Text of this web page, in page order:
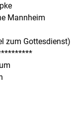
Mannheim
zum Gottesdienst)